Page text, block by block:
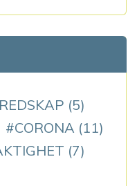
(5)
CORONA (11)
(7)